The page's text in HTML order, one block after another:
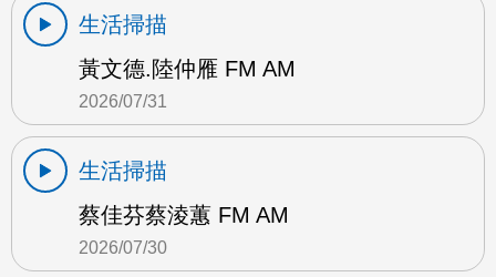
生活掃描
黃文德.陸仲雁 FM AM
2026/07/31
生活掃描
蔡佳芬蔡淩蕙 FM AM
2026/07/30